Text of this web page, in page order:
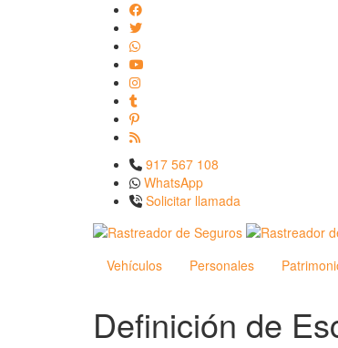
917 567 108
WhatsApp
Solicitar llamada
Vehículos Personales
Definición de